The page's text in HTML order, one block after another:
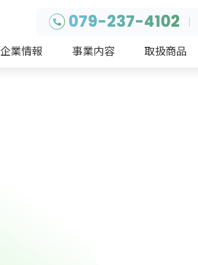
079-237-4102
企業情報 事業内容 取扱商品